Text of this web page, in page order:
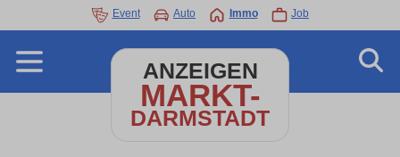
Event Auto Immo Job
ANZEIGEN
MARKT-
DARMSTADT